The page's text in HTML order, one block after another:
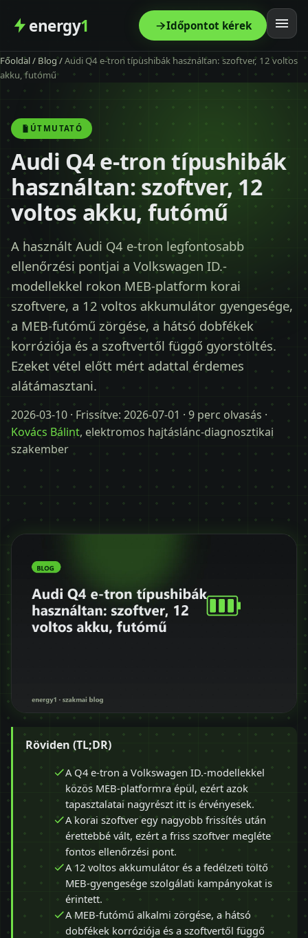
energy1 Időpontot kérek
Főoldal
Szolgáltatás
Modellek
Kapcsolat
Blog
Időpontot kérek
+36 30 680 7511
Főoldal/ Blog/Audi Q4 e-tron típushibák használtan: szoftver, 12 voltos
akku, futómű
ÚTMUTATÓ
Audi Q4 e-tron típushibák
használtan: szoftver, 12
voltos akku, futómű
A használt Audi Q4 e-tron legfontosabb
ellenőrzési pontjai a Volkswagen ID.-
modellekkel rokon MEB-platform korai
szoftvere, a 12 voltos akkumulátor gyengesége,
a MEB-futómű zörgése, a hátsó dobfékek
korróziója és a szoftvertől függő gyorstöltés.
Ezeket vétel előtt mért adattal érdemes
alátámasztani.
2026-03-10 · Frissítve: 2026-07-01 · 9 perc olvasás ·
Kovács Bálint, elektromos hajtáslánc-diagnosztikai
szakember
Röviden (TL;DR)
A Q4 e-tron a Volkswagen ID.-modellekkel
közös MEB-platformra épül, ezért azok
tapasztalatai nagyrészt itt is érvényesek.
A korai szoftver egy nagyobb frissítés után
érettebbé vált, ezért a friss szoftver megléte
fontos ellenőrzési pont.
A 12 voltos akkumulátor és a fedélzeti töltő
MEB-gyengesége szolgálati kampányokat is
érintett.
A MEB-futómű alkalmi zörgése, a hátsó
dobfékek korróziója és a szoftvertől függő